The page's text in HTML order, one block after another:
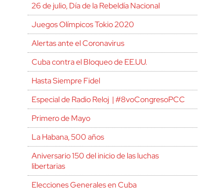
26 de julio, Día de la Rebeldía Nacional
Juegos Olímpicos Tokio 2020
Alertas ante el Coronavirus
Cuba contra el Bloqueo de EE.UU.
Hasta Siempre Fidel
Especial de Radio Reloj | #8voCongresoPCC
Primero de Mayo
La Habana, 500 años
Aniversario 150 del inicio de las luchas
libertarias
Elecciones Generales en Cuba